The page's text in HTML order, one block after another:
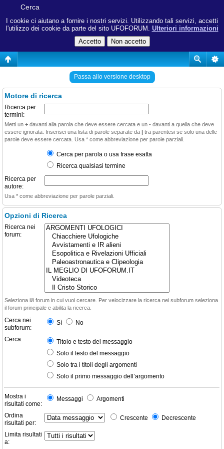
I cookie ci aiutano a fornire i nostri servizi. Utilizzando tali servizi, accetti
l'utilizzo dei cookie da parte del sito UFOFORUM. Ulteriori informazioni
Cerca
Passa allo versione desktop
Motore di ricerca
Ricerca per
termini:
Metti un + davanti alla parola che deve essere cercata e un - davanti a quella che deve
essere ignorata. Inserisci una lista di parole separate da | tra parentesi se solo una delle
parole deve essere cercata. Usa * come abbreviazione per parole parziali.
Cerca per parola o usa frase esatta
Ricerca qualsiasi termine
Ricerca per
autore:
Usa * come abbreviazione per parole parziali.
Opzioni di Ricerca
Ricerca nei
forum:
Seleziona il/i forum in cui vuoi cercare. Per velocizzare la ricerca nei subforum seleziona
il forum principale e abilita la ricerca.
Cerca nei
subforum:
Sì No
Cerca:
Titolo e testo del messaggio
Solo il testo del messaggio
Solo tra i titoli degli argomenti
Solo il primo messaggio dell’argomento
Mostra i
risultati come:
Messaggi Argomenti
Ordina
risultati per:
Crescente Decrescente
Limita risultati
a: